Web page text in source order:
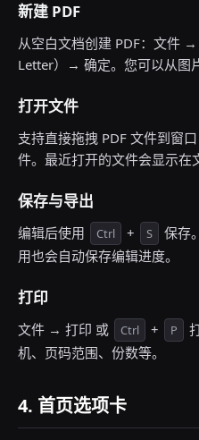
新建 PDF
从空白文档创建 PDF：文件
Letter）→ 确定。您可以从图
打开文件
支持直接拖拽 PDF 文件到窗
件。最近打开的文件会显示在
保存与导出
编辑后使用 Ctrl + S
保存
用也会自动保存编辑进度。
打印
文件 → 打印 或 Ctrl + P
机、页码范围、份数等。
4. 首页选项卡